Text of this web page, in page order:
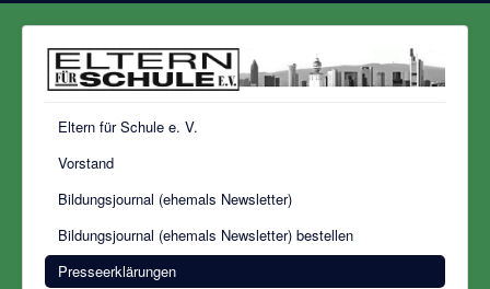
Eltern für Schule e. V.
Vorstand
Bildungsjournal (ehemals Newsletter)
Bildungsjournal (ehemals Newsletter) bestellen
Presseerklärungen